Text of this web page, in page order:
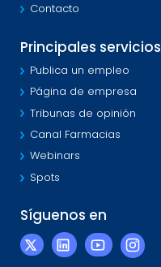
Contacto
Principales servicios
Publica un empleo
Página de empresa
Tribunas de opinión
Canal Farmacias
Webinars
Spots
Síguenos en